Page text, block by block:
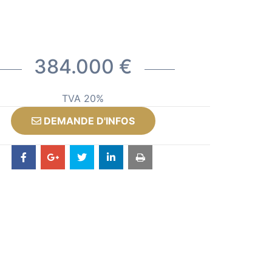
384.000 €
TVA 20%
DEMANDE D'INFOS